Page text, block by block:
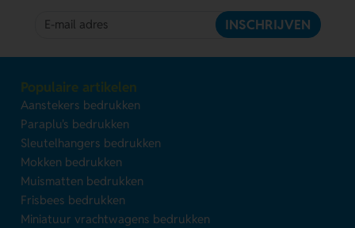
INSCHRIJVEN
Populaire artikelen
Aanstekers bedrukken
Paraplu's bedrukken
Sleutelhangers bedrukken
Mokken bedrukken
Muismatten bedrukken
Frisbees bedrukken
Miniatuur vrachtwagens bedrukken